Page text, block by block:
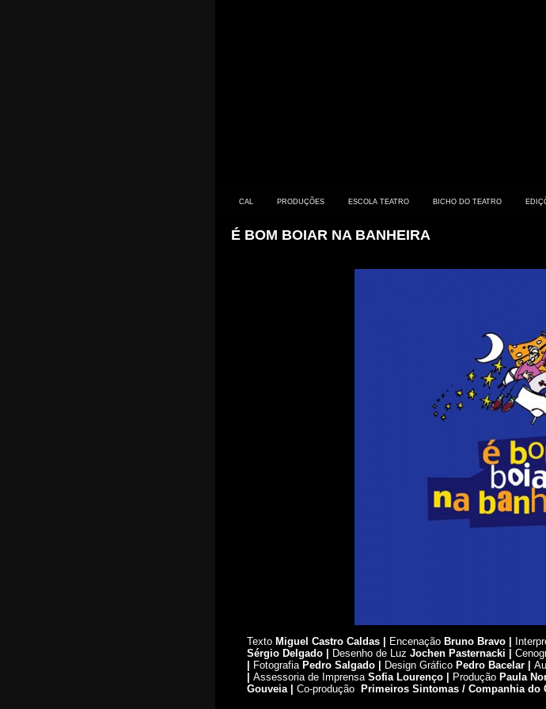
É BOM BOIAR NA BANHEIRA
Texto Miguel Castro Caldas | Encenação Bruno Bravo |
Sérgio Delgado |
Desenho de Luz Jochen Pasternacki |
Fotografia Pedro Salgado | Design Gráfico Pedro Bacelar |
Assessoria de Imprensa Sofia Lourenço | Produção Paula
Gouveia |
Co-produção Primeiros Sintomas / Companhia do
CAL PRODUÇÕES ESCOLA TEATRO BICHO DO TEATRO